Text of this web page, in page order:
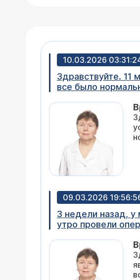
10.03.2026
Здравствуйте. 11
все было
и выходит все
Уже 9 дней идёт
и не желает
09.03.2026
3 недели назад, у
утро провели
мазь
Есть ли шансы